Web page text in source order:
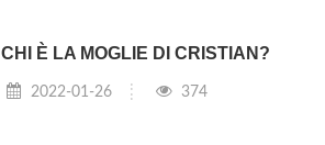
CHI È LA MOGLIE DI CRISTIAN?
2022-01-26 374